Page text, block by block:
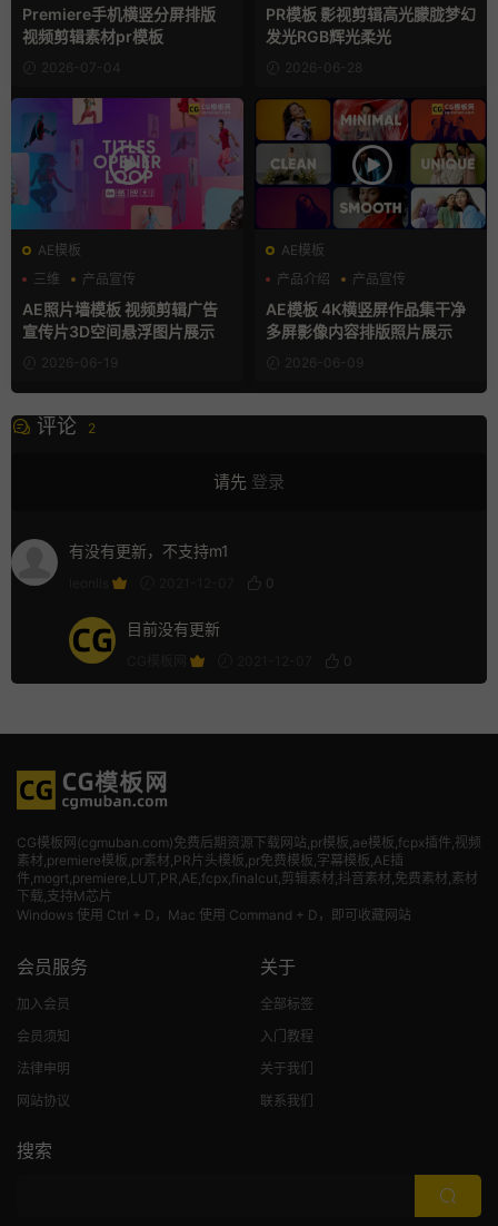
分屏模板
Premiere手机横竖分屏排版
视频剪辑素材pr模板
2026-07-04
PR模板 影视剪辑高光朦胧梦幻
发光RGB辉光柔光
2026-06-28
AE模板
三维
产品宣传
企业宣传模板
AE照片墙模板 视频剪辑广告
宣传片3D空间悬浮图片展示
2026-06-19
AE模板
产品介绍
产品宣传
产品展示
AE模板 4K横竖屏作品集干净
多屏影像内容排版照片展示
2026-06-09
评论 2
请先 登录
有没有更新，不支持m1
0
目前没有更新
0
CG模板网(cgmuban.com)免费后期资源下载网站,pr模板,ae模板,fcpx插件,视频
素材 ,premiere模板,pr素材,PR片头模板,pr免费模板,字幕模板,AE插
件,mogrt,premiere,LUT,PR,AE,fcpx,finalcut,剪辑素材,抖音素材,免费素材,素材
下载,支持M芯片
Windows 使用 Ctrl + D，Mac 使用 Command + D，即可收藏网站
会员服务
加入会员
会员须知
法律申明
网站协议
关于
全部标签
入门教程
关于我们
联系我们
搜索